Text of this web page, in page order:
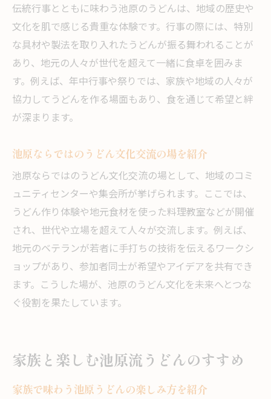
伝統行事とともに味わう池原のうどんは、地域の歴史や
文化を肌で感じる貴重な体験です。行事の際には、特別
な具材や製法を取り入れたうどんが振る舞われることが
あり、地元の人々が世代を超えて一緒に食卓を囲みま
す。例えば、年中行事や祭りでは、家族や地域の人々が
協力してうどんを作る場面もあり、食を通じて希望と絆
が深まります。
池原ならではのうどん文化交流の場を紹介
池原ならではのうどん文化交流の場として、地域のコミ
ュニティセンターや集会所が挙げられます。ここでは、
うどん作り体験や地元食材を使った料理教室などが開催
され、世代や立場を超えて人々が交流します。例えば、
地元のベテランが若者に手打ちの技術を伝えるワークシ
ョップがあり、参加者同士が希望やアイデアを共有でき
ます。こうした場が、池原のうどん文化を未来へとつな
ぐ役割を果たしています。
家族と楽しむ池原流うどんのすすめ
家族で味わう池原うどんの楽しみ方を紹介